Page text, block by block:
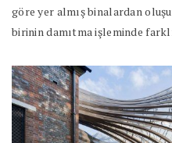
göre yer almış binalardan
birinin damıtma işleminde